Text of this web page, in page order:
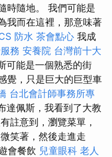
時隨地。 我們可能是
我而在這裡，那意味著
防水 茶會點心 我成
務 安養院 台灣前十大
可能是一個熟悉的街
覺，只是巨大的巨型車
台北會計師事務所專
達佩斯，我看到了大教
註意到，瀏覽菜單，
笑著，然後走進走
會餐飲 兒童眼科 老人